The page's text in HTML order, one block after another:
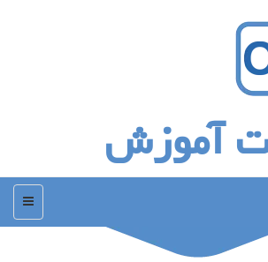
آموزش
منو